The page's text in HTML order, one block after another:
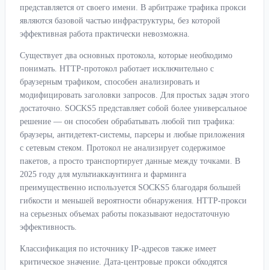
представляется от своего имени. В арбитраже трафика прокси
являются базовой частью инфраструктуры, без которой
эффективная работа практически невозможна.
Существует два основных протокола, которые необходимо
понимать. HTTP-протокол работает исключительно с
браузерным трафиком, способен анализировать и
модифицировать заголовки запросов. Для простых задач этого
достаточно. SOCKS5 представляет собой более универсальное
решение — он способен обрабатывать любой тип трафика:
браузеры, антидетект-системы, парсеры и любые приложения
с сетевым стеком. Протокол не анализирует содержимое
пакетов, а просто транспортирует данные между точками. В
2025 году для мультиаккаунтинга и фарминга
преимущественно используется SOCKS5 благодаря большей
гибкости и меньшей вероятности обнаружения. HTTP-прокси
на серьезных объемах работы показывают недостаточную
эффективность.
Классификация по источнику IP-адресов также имеет
критическое значение. Дата-центровые прокси обходятся